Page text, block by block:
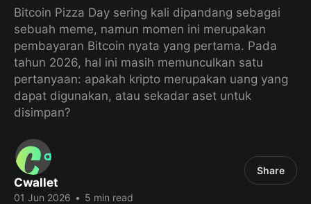
Bitcoin Pizza Day sering kali dipandang sebagai
sebuah meme, namun momen ini merupakan
pembayaran Bitcoin nyata yang pertama. Pada
tahun 2026, hal ini masih memunculkan satu
pertanyaan: apakah kripto merupakan uang yang
dapat digunakan, atau sekadar aset untuk
disimpan?
Cwallet
01 Jun 2026 • 5 min read
Share